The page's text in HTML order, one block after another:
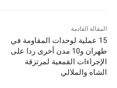
المقالة القادمة
15 عملية لوحدات المقاومة في
طهران و10 مدن أخرى ردا على
الإجراءات القمعية لمرتزقة
الشاه والملالي